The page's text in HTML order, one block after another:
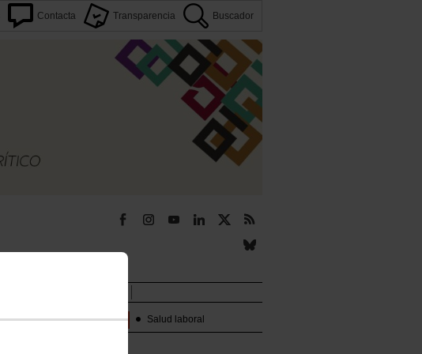
Contacta Transparencia Buscador
Temas: Salud laboral